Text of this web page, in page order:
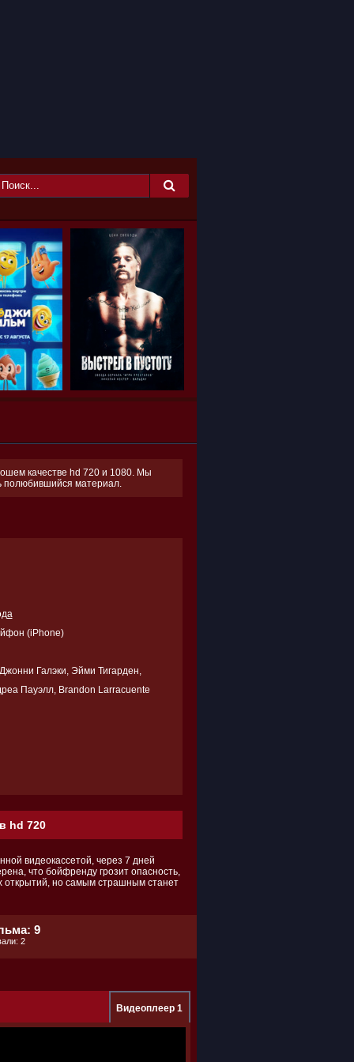
качестве hd 720 и 1080. Мы
полюбившийся материал.
(iPhone)
Галэки, Эйми Тигарден,
Пауэлл, Brandon Larracuente
hd 720
видеокассетой, через 7 дней
что бойфренду грозит опасность,
открытий, но самым страшным станет
9
2
Видеоплеер 1